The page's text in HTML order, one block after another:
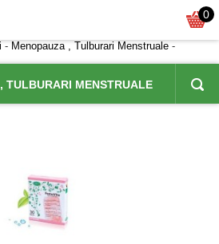
0
- Menopauza , Tulburari Menstruale -
TULBURARI MENSTRUALE